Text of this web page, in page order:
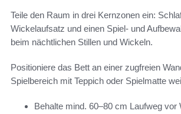
Teile den Raum in drei Kernzonen ein:
Wickelaufsatz und einen Spiel- und
beim nächtlichen Stillen und Wickeln.
Positioniere das Bett an einer zugfreien
Spielbereich mit Teppich oder Spielmatte
Behalte mind. 60–80 cm Laufweg